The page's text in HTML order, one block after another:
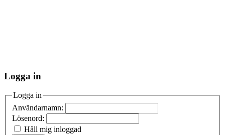
Logga in
Logga in
Användarnamn:
Lösenord:
Håll mig inloggad